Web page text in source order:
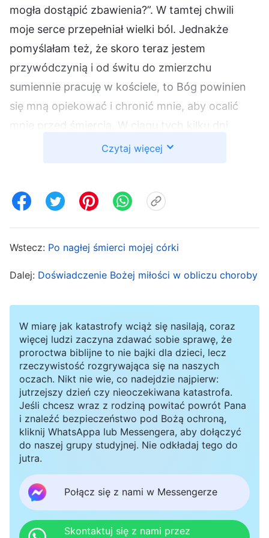
mogła dostąpić zbawienia?”. W tamtej chwili
moje serce przepełniał wielki ból. Jednakże
pomyślałam też, że skoro teraz jestem
przywódczynią i od świtu do zmierzchu
sumiennie pracuję w kościele, to Bóg powinien
się mną opiekować i chronić mnie, aby ocalić
mnie przed śmiercią. W ciągu tych kilku dni
spotkałam znajomą starszą siostrę, która
dość wysokie. W chwilach największej słabości
które pozwoliły jej zrozumieć suwerenną władzę
swoimi motywami i skazami w wykonywaniu
Słysząc o doświadczeniach tej siostry, zdałam
sobie sprawę, że moja choroba może być próbą
Bożą i że Bóg może mnie teraz testować.
Absolutnie nie mogłam Go obwiniać; musiałam
wytrwać przy swoim świadectwie o Nim. Może
Bóg dostrzegłby, że mimo tak ciężkiej choroby
nadal potrafię poświęcać się swojemu
Postanowiłam więc nie zostawać w szpitalu;
wykupiłam tylko trochę leków i kontynuowałam
wykonywanie obowiązku w kościele.
Czytaj więcej
Wstecz: Po nagłej śmierci mojej córki
Dalej: Doświadczenie Bożej miłości w obliczu choroby
W miarę jak katastrofy wciąż się nasilają, coraz
więcej ludzi zaczyna zdawać sobie sprawę, że
proroctwa biblijne to nie bajki dla dzieci, lecz
rzeczywistość rozgrywająca się na naszych
oczach. Nikt nie wie, co nadejdzie najpierw:
jutrzejszy dzień czy nieoczekiwana katastrofa.
Jeśli chcesz wraz z rodziną powitać powrót Pana
i znaleźć bezpieczeństwo pod Bożą ochroną,
kliknij WhatsAppa lub Messengera, aby dołączyć
do naszej grupy studyjnej. Nie odkładaj tego do
jutra.
Połącz się z nami w Messengerze
Skontaktuj się z nami przez